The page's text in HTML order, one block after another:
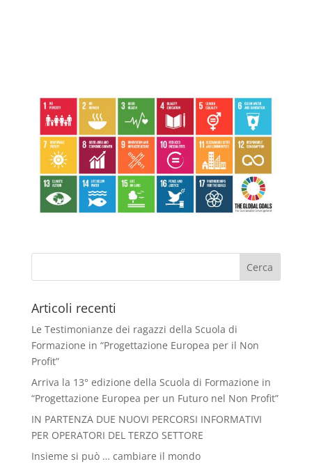
Articoli recenti
Le Testimonianze dei ragazzi della Scuola di
Formazione in “Progettazione Europea per il Non
Profit”
Arriva la 13° edizione della Scuola di Formazione in
“Progettazione Europea per un Futuro nel Non Profit”
IN PARTENZA DUE NUOVI PERCORSI INFORMATIVI
PER OPERATORI DEL TERZO SETTORE
Insieme si può … cambiare il mondo